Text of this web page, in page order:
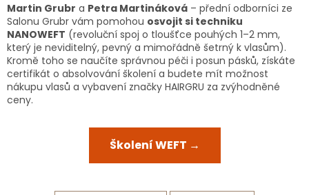
Martin Grubr a Petra Martináková – přední odborníci ze
Salonu Grubr vám pomohou osvojit si techniku
NANOWEFT (revoluční spoj o tloušťce pouhých 1–2 mm,
který je neviditelný, pevný a mimořádně šetrný k vlasům).
Kromě toho se naučíte správnou péči i posun pásků, získáte
certifikát o absolvování školení a budete mít možnost
nákupu vlasů a vybavení značky HAIRGRU za zvýhodněné
ceny.
Školení WEFT →